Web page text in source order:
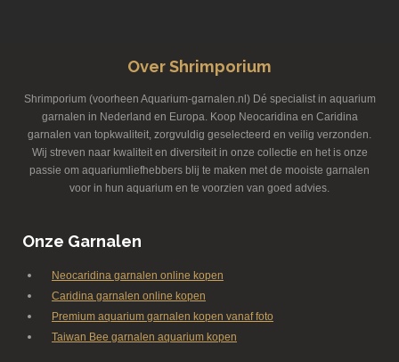
Over Shrimporium
Shrimporium (voorheen Aquarium-garnalen.nl) Dé specialist in aquarium
garnalen in Nederland en Europa. Koop Neocaridina en Caridina
garnalen van topkwaliteit, zorgvuldig geselecteerd en veilig verzonden.
Wij streven naar kwaliteit en diversiteit in onze collectie en het is onze
passie om aquariumliefhebbers blij te maken met de mooiste garnalen
voor in hun aquarium en te voorzien van goed advies.
Onze Garnalen
Neocaridina garnalen online kopen
Caridina garnalen online kopen
Premium aquarium garnalen kopen vanaf foto
Taiwan Bee garnalen aquarium kopen